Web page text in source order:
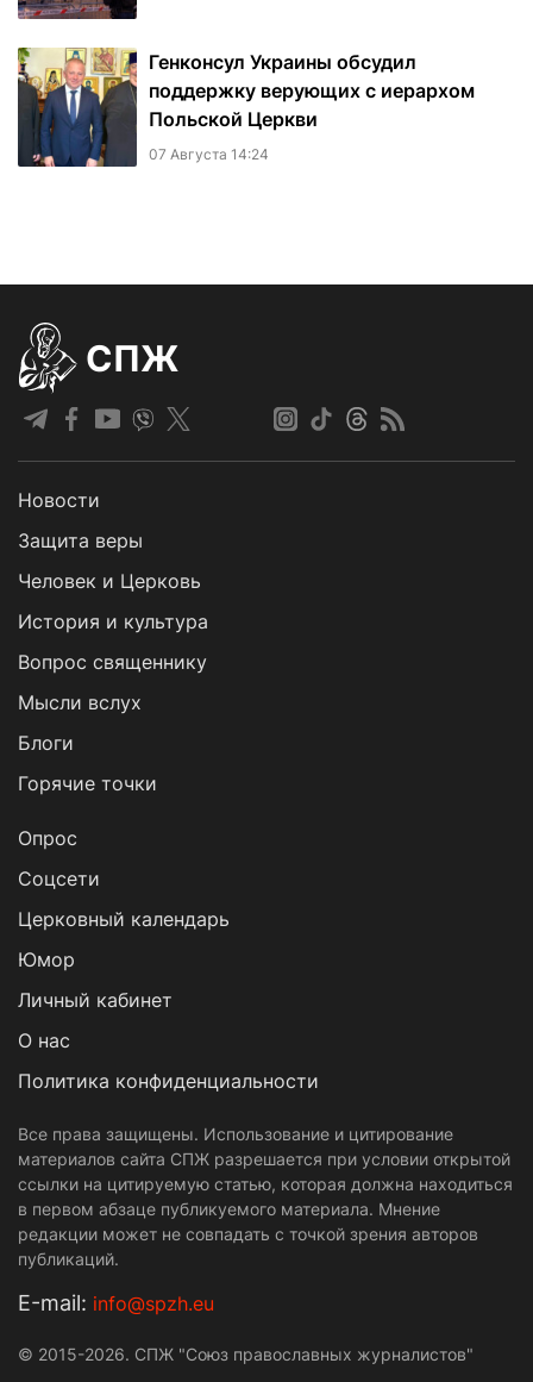
Генконсул Украины обсудил
поддержку верующих с иерархом
Польской Церкви
07 Августа 14:24
СПЖ
Новости
Защита веры
Человек и Церковь
История и культура
Вопрос священнику
Мысли вслух
Блоги
Горячие точки
Опрос
Cоцсети
Церковный календарь
Юмор
Личный кабинет
О нас
Политика конфиденциальности
Все права защищены. Использование и цитирование
материалов сайта СПЖ разрешается при условии открытой
ссылки на цитируемую статью, которая должна находиться
в первом абзаце публикуемого материала. Мнение
редакции может не совпадать с точкой зрения авторов
публикаций.
Е-mail: info@spzh.eu
© 2015-2026. СПЖ "Союз православных журналистов"